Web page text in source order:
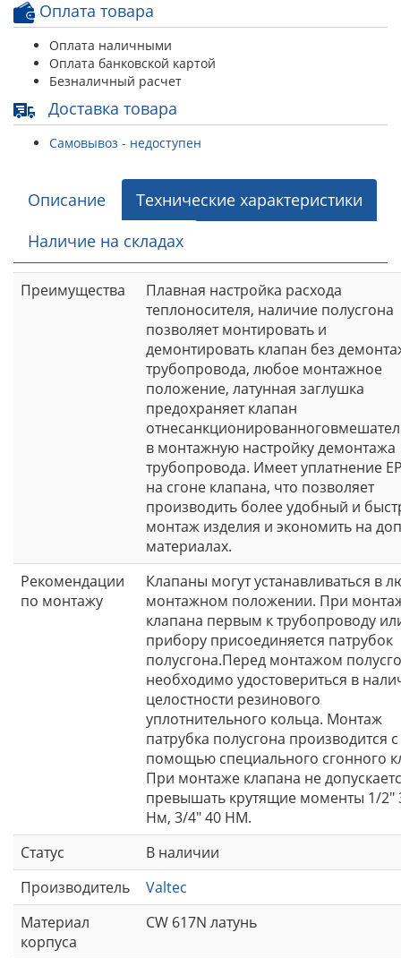
Оплата товара
Оплата наличными
Оплата банковской картой
Безналичный расчет
Доставка товара
Самовывоз - недоступен
Описание
Технические характеристики
Наличие на складах
Преимущества
Плавная настройка расхода
теплоносителя, наличие полусгона
позволяет монтировать и
демонтировать клапан без
трубопровода, любое монтажное
положение, латунная заглушка
предохраняет клапан
в монтажную настройку демонтажа
трубопровода. Имеет уплатнение
на сгоне клапана, что позволяет
производить более удобный и
монтаж изделия и экономить на
материалах.
Рекомендации
по монтажу
Клапаны могут устанавливаться в
монтажном положении. При
клапана первым к трубопроводу
прибору присоединяется патрубок
полусгона.Перед монтажом
необходимо удостовериться в
целостности резинового
уплотнительного кольца. Монтаж
патрубка полусгона производится с
помощью специального сгонного
При монтаже клапана не
превышать крутящие моменты 1/2"
Нм, 3/4" 40 НМ.
Статус
В наличии
Производитель
Valtec
Материал
корпуса
CW 617N латунь